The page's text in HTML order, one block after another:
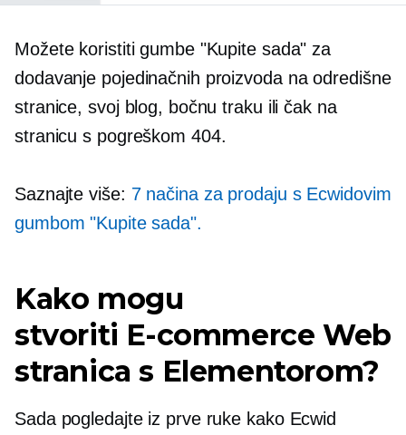
Možete koristiti gumbe "Kupite sada" za
dodavanje pojedinačnih proizvoda na odredišne
​​stranice, svoj blog, bočnu traku ili čak na
stranicu s pogreškom 404.
Saznajte više: 7 načina za prodaju s Ecwidovim
gumbom "Kupite sada".
Kako mogu
stvoriti E-commerce Web
stranica s Elementorom?
Sada pogledajte iz prve ruke kako Ecwid